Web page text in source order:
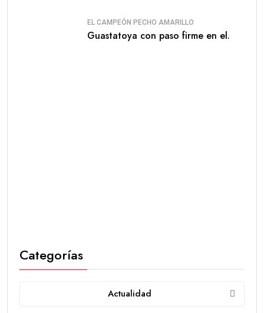
EL CAMPEÓN PECHO AMARILLO
Guastatoya con paso firme en el.
Categorías
Actualidad